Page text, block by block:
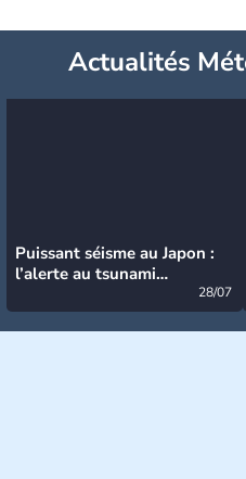
Actualités
Puissant séisme au Japon :
l’alerte au tsunami
28/07